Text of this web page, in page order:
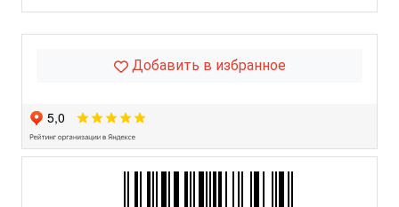
Добавить в избранное